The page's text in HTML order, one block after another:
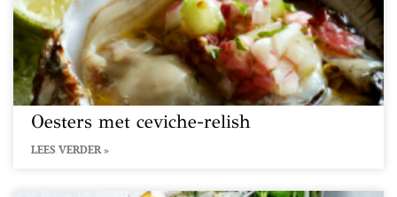
Oesters met ceviche-relish
LEES VERDER »